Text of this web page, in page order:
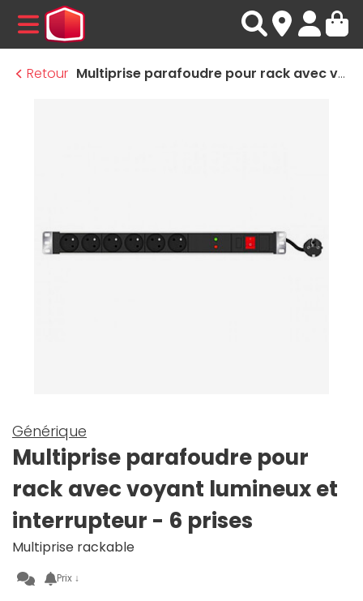
MENU
Retour
Multiprise parafoudre pour rack avec voyant lumineux et interrupteur - 6 prises
Générique
Multiprise parafoudre pour
rack avec voyant lumineux et
interrupteur - 6 prises
Multiprise rackable
Prix ↓